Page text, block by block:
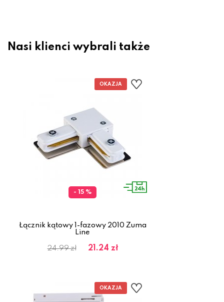
Nasi klienci wybrali także
- 15 %
Łącznik kątowy 1-fazowy 2010 Zuma
Line
24.99 zł 21.24 zł